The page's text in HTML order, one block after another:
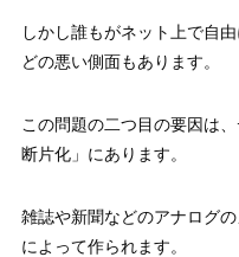
しかし誰もがネット上で自
どの悪い側面もあります。
この問題の二つ目の要因は
断片化」にあります。
雑誌や新聞などのアナログ
によって作られます。